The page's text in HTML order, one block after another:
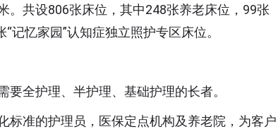
。共设806张床位，其中248张养老床位，99张
记忆家园”认知症独立照护专区床位。
全护理、半护理、基础护理的长者。
标准的护理员，医保定点机构及养老院，为客户